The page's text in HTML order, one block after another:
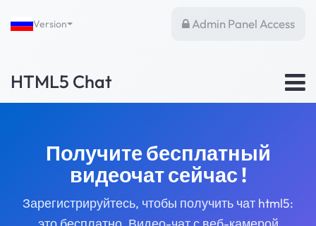
Version Admin Panel Access
HTML5 Chat
Получите бесплатный
видеочат сейчас !
Зарегистрируйтесь, чтобы получить чат html5: